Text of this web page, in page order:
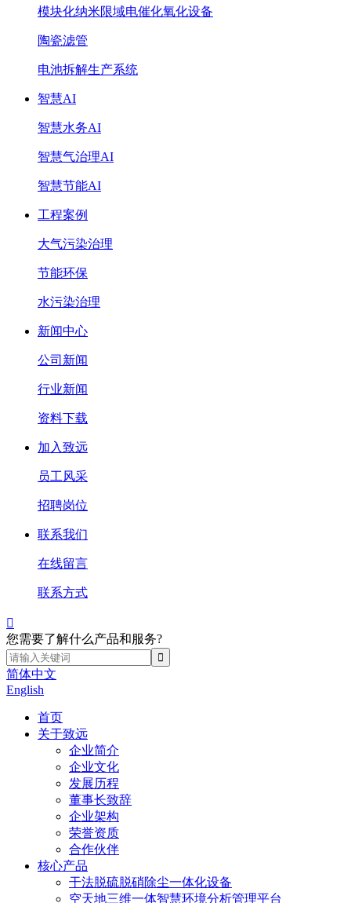
模块化纳米限域电催化氧化设备
陶瓷滤管
电池拆解生产系统
智慧AI
智慧水务AI
智慧气治理AI
智慧节能AI
工程案例
大气污染治理
节能环保
水污染治理
新闻中心
公司新闻
行业新闻
资料下载
加入致远
员工风采
招聘岗位
联系我们
在线留言
联系方式

您需要了解什么产品和服务?
简体中文
English
首页
关于致远
企业简介
企业文化
发展历程
董事长致辞
企业架构
荣誉资质
合作伙伴
核心产品
干法脱硫脱硝除尘一体化设备
空天地三维一体智慧环境分析管理平台